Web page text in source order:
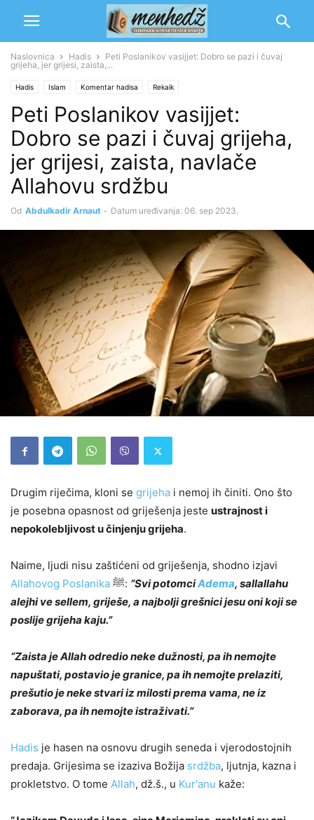
Naslovnica Hadis
Peti Poslanikov vasijjet: Dobro se pazi i čuvaj
grijeha, jer grijesi, zaista,...
Hadis Islam Komentar hadisa Rekaik
Peti Poslanikov vasijjet:
Dobro se pazi i čuvaj grijeha,
jer grijesi, zaista, navlače
Allahovu srdžbu
Od Abdulkadir Arnaut - Datum uređivanja: 06. sep 2023.
Drugim riječima, kloni se grijeha i nemoj ih činiti. Ono što
je posebna opasnost od griješenja jeste ustrajnost i
nepokolebljivost u činjenju grijeha.
Naime, ljudi nisu zaštićeni od griješenja, shodno izjavi
Allahovog Poslanika
ﷺ: “Svi potomciAdema, sallallahu
alejhi ve sellem, griješe, a najbolji grešnici jesu oni koji se
poslije grijeha kaju.”
“Zaista je Allah odredio neke dužnosti, pa ih nemojte
napuštati, postavio je granice, pa ih nemojte prelaziti,
prešutio je neke stvari iz milosti prema vama, ne iz
zaborava, pa ih nemojte istraživati.”
Hadis je hasen na osnovu drugih seneda i vjerodostojnih
predaja. Grijesima se izaziva Božija srdžba, ljutnja, kazna i
prokletstvo. O tome Allah, dž.š., u Kur'anu kaže: